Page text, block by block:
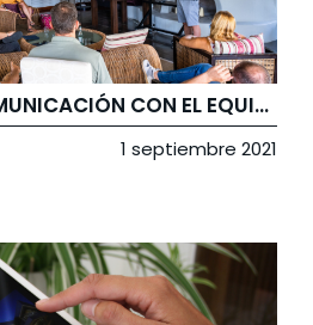
JORNADAS DE COMUNICACIÓN CON EL EQUIPO DE ILLUSION
1 septiembre 2021